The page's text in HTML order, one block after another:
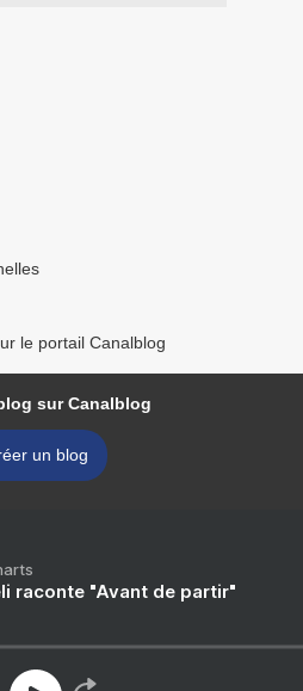
le portail Canalblog
sur Canalblog
un blog
raconte "Avant de partir"